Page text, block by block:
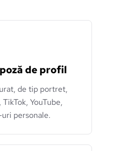
de profil
de tip portret,
YouTube,
personale.